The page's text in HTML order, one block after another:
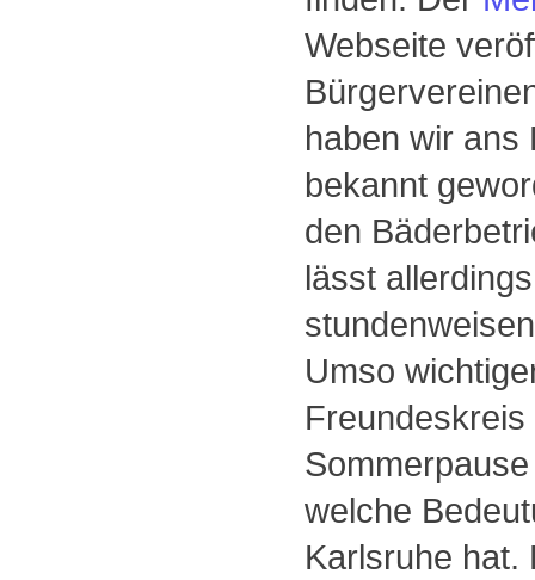
Webseite
haben wir ans
bekannt
den
lässt
Umso
welche
Karlsruhe hat.